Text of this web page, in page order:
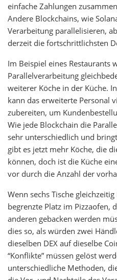
einfache Zahlungen
Andere Blockchains, wie
Verarbeitung parallelisieren,
derzeit die fortschrittlichsten
Im Beispiel eines Restaurants
Parallelverarbeitung
weiterer Köche in der Küche.
kann das erweiterte Personal
zubereiten, um
Wie jede Blockchain die
sehr unterschiedlich und
gibt es jetzt mehr Köche, die
können, doch ist die Küche
vor durch die Anzahl der
Wenn sechs Tische
begrenzte Platz im Pizzaofen,
anderen gebacken werden
dies so, als würden zwei
dieselben DEX auf dieselbe
“Konflikte” müssen gelöst
unterschiedliche Methoden,